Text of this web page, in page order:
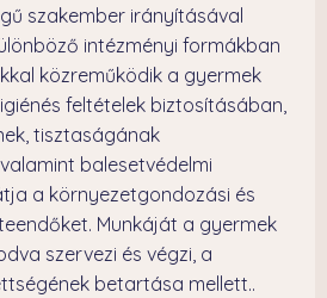
szakember irányításával
intézményi formákban
közreműködik a gyermek
feltételek biztosításában,
tisztaságának
balesetvédelmi
a környezetgondozási és
Munkáját a gyermek
szervezi és végzi, a
betartása mellett..